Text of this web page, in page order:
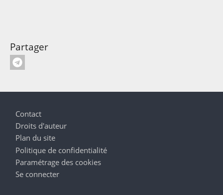
Partager
Pied de page
Contact
Droits d'auteur
Plan du site
Politique de confidentialité
Paramétrage des cookies
Se connecter